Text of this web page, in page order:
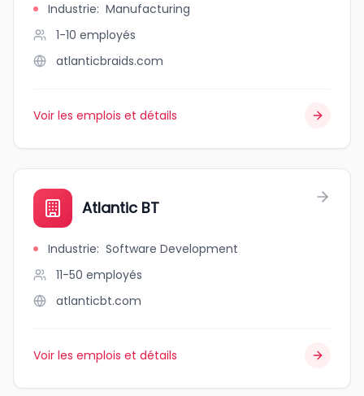
Industrie: Manufacturing
1-10 employés
atlanticbraids.com
Voir les emplois et détails
Atlantic BT
Industrie: Software Development
11-50 employés
atlanticbt.com
Voir les emplois et détails